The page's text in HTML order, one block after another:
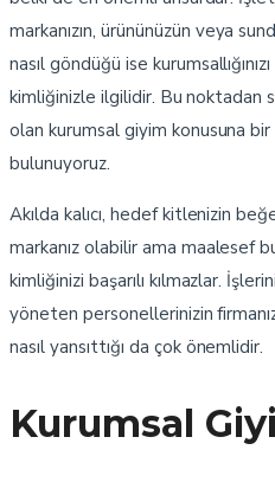
markanızın, ürününüzün veya
nasıl göndüğü ise
kimliğinizle ilgilidir. Bu noktadan
olan kurumsal giyim konusuna bir
bulunuyoruz.
Akılda kalıcı, hedef kitlenizin
markanız olabilir ama maalesef
kimliğinizi başarılı kılmazlar.
yöneten personellerinizin
nasıl yansıttığı da çok önemlidir.
Kurumsal